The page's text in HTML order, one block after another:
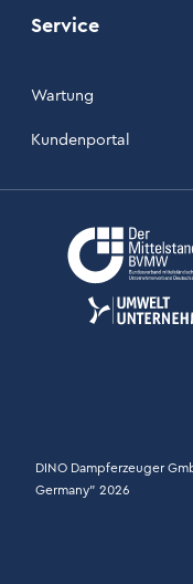
Service
Wartung
Kundenportal
DINO Dampferzeuger
Germany" 2026